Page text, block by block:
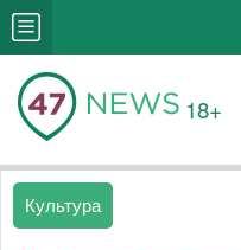
18+
Культура